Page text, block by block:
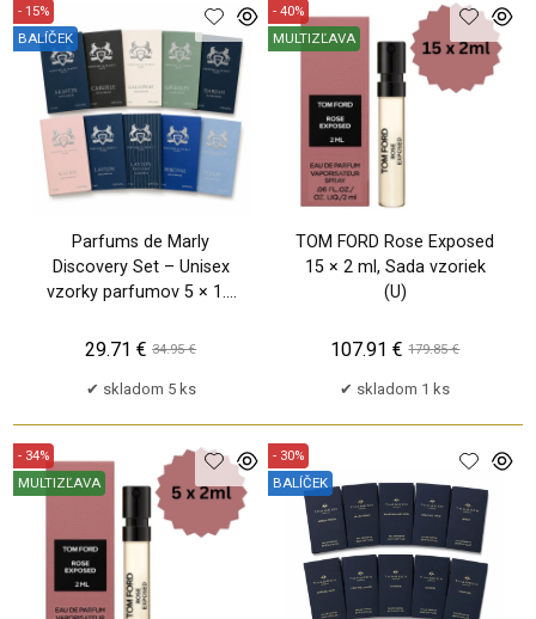
Parfums de Marly
Discovery Set – Unisex
vzorky parfumov 5 × 1.5
- 15%
BALÍČEK
skladom 5 ks
29.71 € 34.95 €
TOM FORD Rose Exposed
15 × 2 ml, Sada vzoriek
(U)
- 40%
MULTIZĽAVA
skladom 1 ks
107.91 € 179.85 €
- 34%
MULTIZĽAVA
- 30%
BALÍČEK